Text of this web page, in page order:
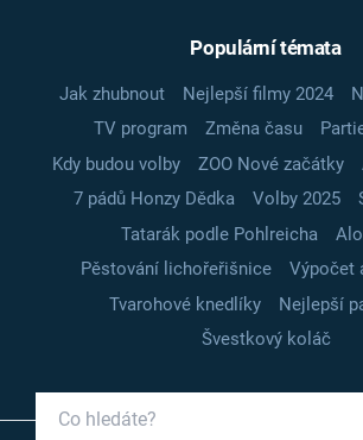
Populární témata
Jak zhubnout Nejlepší filmy 2024
TV program
Změna času
Kdy budou volby
ZOO Nové začátky
7 pádů Honzy Dědka
Volby 2025
Tatarák podle Pohlreicha
Pěstování lichořeřišnice
Výpočet
Tvarohové knedlíky
Nejlepší
Švestkový koláč